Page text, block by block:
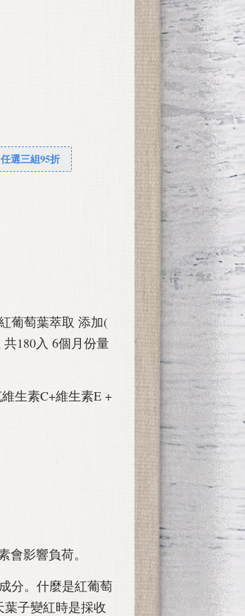
任選三組95折
葡萄葉萃取 添加(
180入 6個月份量
生素C+維生素E +
會影響負荷。
分。什麼是紅葡萄
子變紅時是採收